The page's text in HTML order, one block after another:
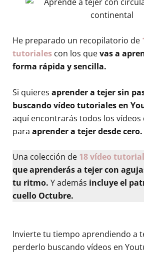
He preparado un recopilatorio de
tutoriales con los quevas a
forma rápida y sencilla.
Si quieres aprender a tejer sin
buscando vídeo tutoriales en
aquí encontrarás todos los vídeos
para aprender a tejer desde cero.
Una colección de 18 vídeo
que aprenderás a tejer con
tu ritmo. Y además incluye el
cuello Octubre.
Invierte tu tiempo aprendiendo a
perderlo buscando vídeos en